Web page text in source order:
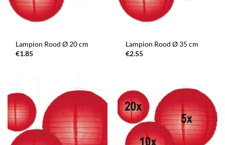
Lampion Rood Ø 20 cm
€1.85
Lampion Rood Ø 35 cm
€2.55